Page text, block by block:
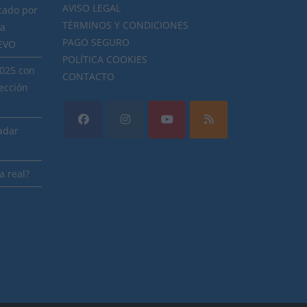
por
con
real?
AVISO LEGAL
TÉRMINOS Y CONDICIONES
PAGO SEGURO
POLÍTICA COOKIES
CONTACTO